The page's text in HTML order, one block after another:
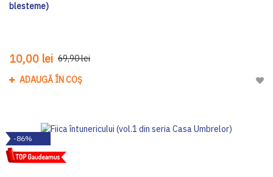
blesteme)
10,00 lei 69,90 lei
ADAUGĂ ÎN COȘ
-86%